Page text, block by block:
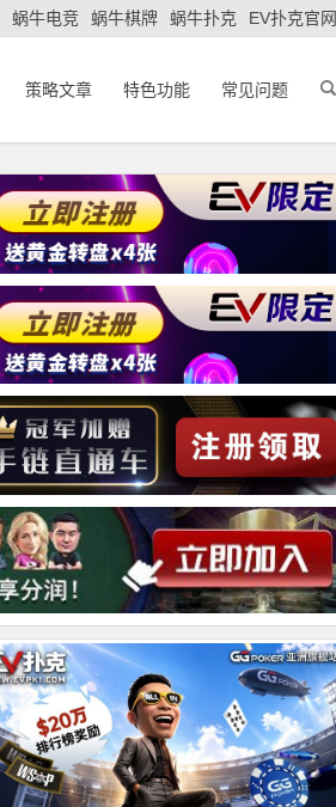
蜗牛电竞 蜗牛棋牌 蜗牛扑克 EV扑克官网
策略文章 特色功能 常见问题